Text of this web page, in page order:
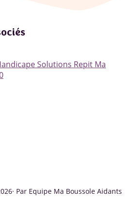
· Par Equipe Ma Boussole Aidants